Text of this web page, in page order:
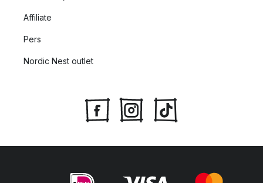
Affiliate
Pers
Nordic Nest outlet